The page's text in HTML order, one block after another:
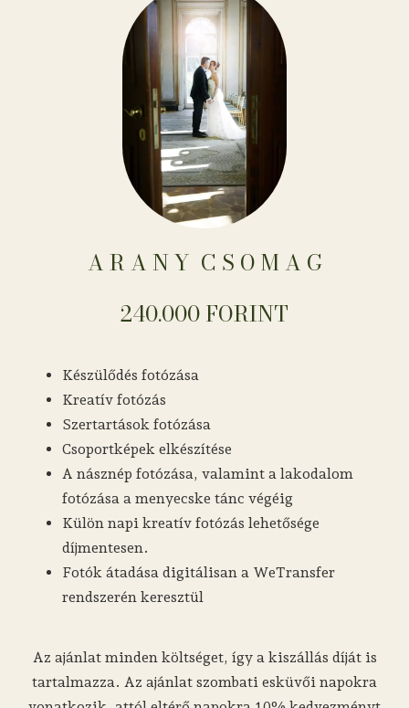
A R A N Y ​​​​​​​​​​​​​​​​​​ C S O M A G
240.000 FORINT
Készülődés fotózása
Kreatív fotózás
Szertartások fotózása
Csoportképek elkészítése
A násznép fotózása, valamint a lakodalom
fotózása a menyecske tánc végéig
Külön napi kreatív fotózás lehetősége
díjmentesen.
Fotók átadása digitálisan a WeTransfer
rendszerén keresztül
Az ajánlat minden költséget, így a kiszállás díját is
tartalmazza. Az ajánlat szombati esküvői napokra